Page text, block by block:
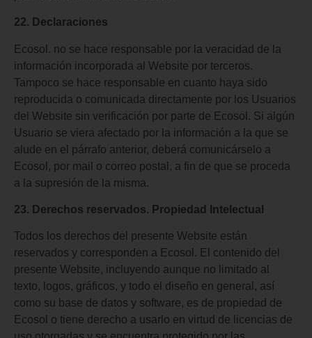
22. Declaraciones
Ecosol. no se hace responsable por la veracidad de la
información incorporada al Website por terceros.
Tampoco se hace responsable en cuanto haya sido
reproducida o comunicada directamente por los Usuarios
del Website sin verificación por parte de Ecosol. Si algún
Usuario se viera afectado por la información a la que se
alude en el párrafo anterior, deberá comunicárselo a
Ecosol, por mail o correo postal, a fin de que se proceda
a la supresión de la misma.
23. Derechos reservados. Propiedad Intelectual
Todos los derechos del presente Website están
reservados y corresponden a Ecosol. El contenido del
presente Website, incluyendo aunque no limitado al
texto, logos, gráficos, y todo el diseño en general, así
como su base de datos y software, es de propiedad de
Ecosol o tiene derecho a usarlo en virtud de licencias de